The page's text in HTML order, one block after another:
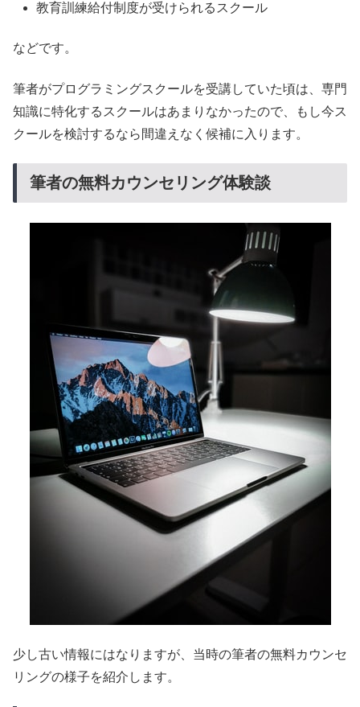
教育訓練給付制度が受けられるスクール
などです。
筆者がプログラミングスクールを受講していた頃は、専門
知識に特化するスクールはあまりなかったので、もし今ス
クールを検討するなら間違えなく候補に入ります。
筆者の無料カウンセリング体験談
少し古い情報にはなりますが、当時の筆者の無料カウンセ
リングの様子を紹介します。